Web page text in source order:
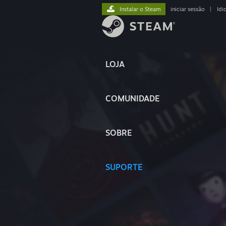
LOJA
COMUNIDADE
SOBRE
SUPORTE
Instalar o Steam iniciar sessão